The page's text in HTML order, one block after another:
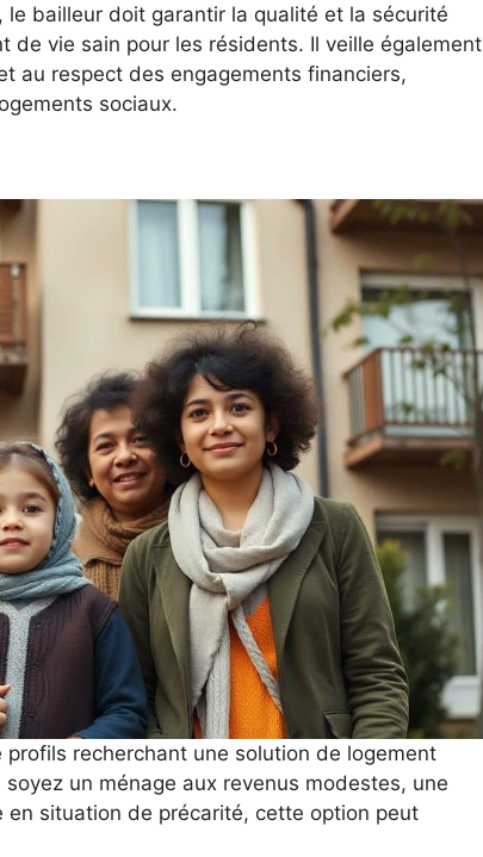
le bailleur doit garantir la qualité et la sécurité
de vie sain pour les résidents. Il veille également
au respect des engagements financiers,
sociaux.
profils recherchant une solution de logement
un ménage aux revenus modestes, une
situation de précarité, cette option peut